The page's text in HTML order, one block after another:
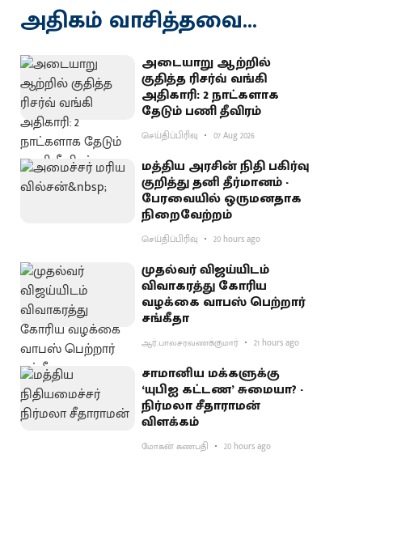
அதிகம் வாசித்தவை...
அடையாறு ஆற்றில்
குதித்த ரிசர்வ் வங்கி
அதிகாரி: 2 நாட்களாக
தேடும் பணி தீவிரம்
செய்திப்பிரிவு 07 Aug 2026
மத்திய அரசின் நிதி பகிர்வு
குறித்து தனி தீர்மானம் -
பேரவையில் ஒருமனதாக
நிறைவேற்றம்
செய்திப்பிரிவு 20 hours ago
முதல்வர் விஜய்யிடம்
விவாகரத்து கோரிய
வழக்கை வாபஸ் பெற்றார்
சங்கீதா
ஆர்.பாலசரவணக்குமார் 21 hours ago
சாமானிய மக்களுக்கு
‘யுபிஐ கட்டண’ சுமையா? -
நிர்மலா சீதாராமன்
விளக்கம்
மோகன் கணபதி 20 hours ago